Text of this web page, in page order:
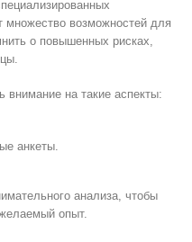
множество возможностей для
о повышенных рисках,
внимание на такие аспекты:
анкеты.
анализа, чтобы
опыт.